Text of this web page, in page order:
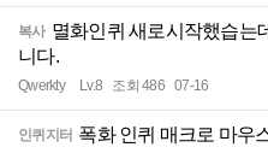
복사 멸화인퀴 새로시작했습는
니다.
Qwerkty Lv.8 조회 486 07-16
인퀴지터 폭화 인퀴 매크로 마우